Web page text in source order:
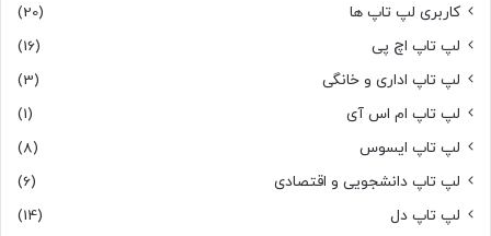
کاربری لپ تاپ ها
(20)
لپ تاپ اچ پی
(16)
لپ تاپ اداری و خانگی
(3)
لپ تاپ ام اس آی
(1)
لپ تاپ ایسوس
(8)
لپ تاپ دانشجویی و اقتصادی
(6)
لپ تاپ دل
(14)